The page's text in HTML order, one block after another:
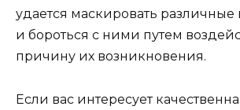
удается маскировать различные
и бороться с ними путем
причину их возникновения.
Если вас интересует